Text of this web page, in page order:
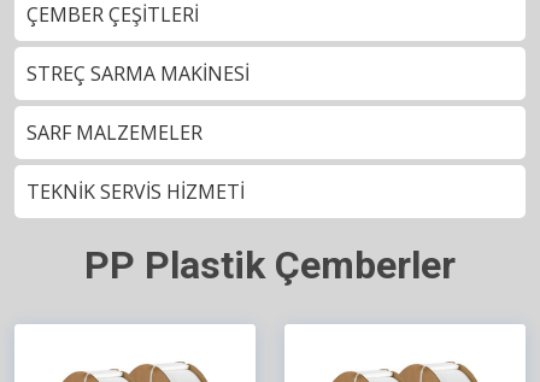
ÇEMBER ÇEŞİTLERİ
STREÇ SARMA MAKİNESİ
SARF MALZEMELER
TEKNİK SERVİS HİZMETİ
PP Plastik Çemberler